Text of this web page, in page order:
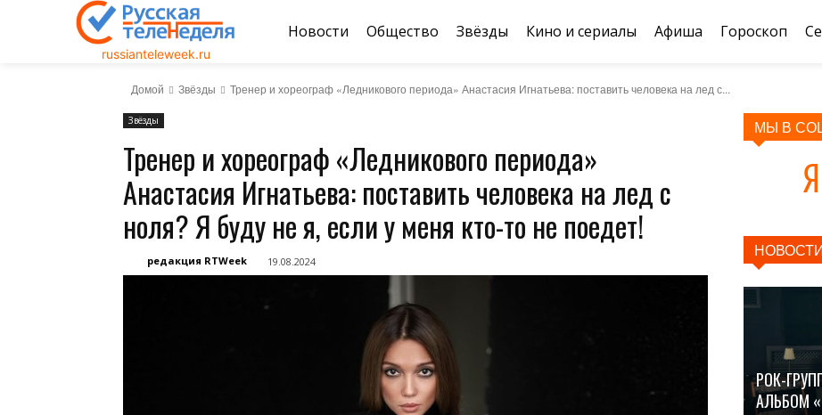
russianteleweek.ru
Новости Общество Звёзды Кино и сериалы Афиша Гороскоп
Домой Звёзды Тренер и хореограф «Ледникового периода» Анастасия Игнатьева: поставить человека на лед с...
Звёзды
Тренер и хореограф «Ледникового периода»
Анастасия Игнатьева: поставить человека на лед с
ноля? Я буду не я, если у меня кто-то не поедет!
редакция RTWeek 19.08.2024
МЫ В
РОК-
АЛЬБОМ